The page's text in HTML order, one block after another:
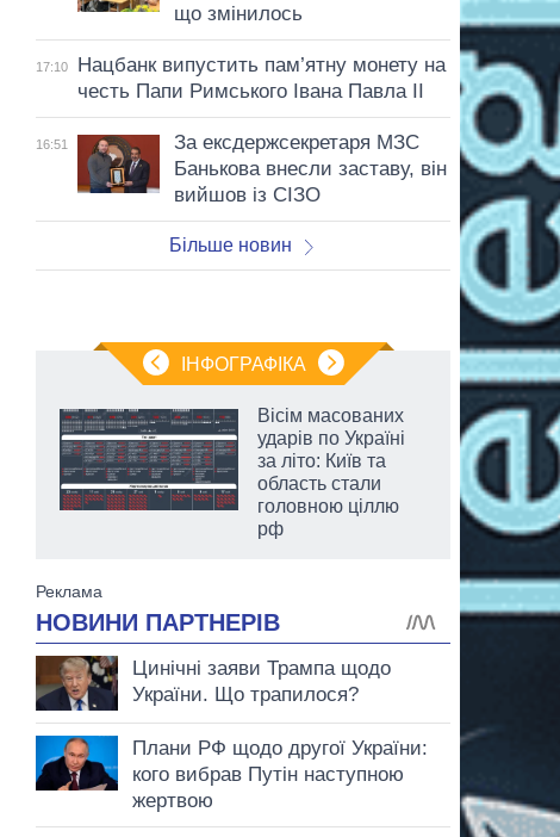
що змінилось
17:10
Нацбанк випустить пам’ятну монету на
честь Папи Римського Івана Павла II
16:51
За ексдержсекретаря МЗС
Банькова внесли заставу, він
вийшов із СІЗО
Більше новин
ІНФОГРАФІКА
Вісім масованих
ударів по Україні
за літо: Київ та
область стали
головною ціллю
рф